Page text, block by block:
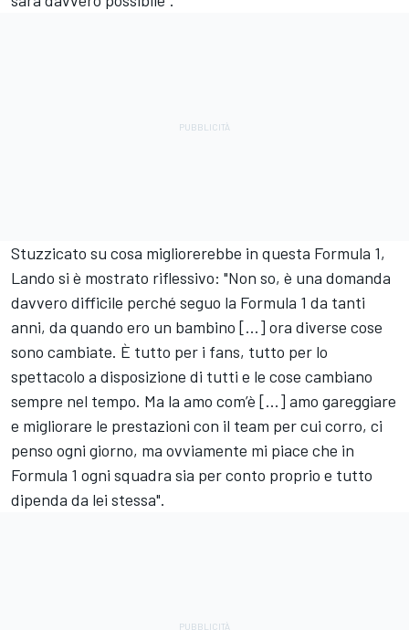
Stuzzicato su cosa migliorerebbe in questa Formula 1,
Lando si è mostrato riflessivo: "Non so, è una domanda
davvero difficile perché seguo la Formula 1 da tanti
anni, da quando ero un bambino [...] ora diverse cose
sono cambiate. È tutto per i fans, tutto per lo
spettacolo a disposizione di tutti e le cose cambiano
sempre nel tempo. Ma la amo com’è [...] amo gareggiare
e migliorare le prestazioni con il team per cui corro, ci
penso ogni giorno, ma ovviamente mi piace che in
Formula 1 ogni squadra sia per conto proprio e tutto
dipenda da lei stessa".